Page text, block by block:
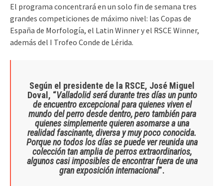
El programa concentrará en un solo fin de semana tres
grandes competiciones de máximo nivel: las Copas de
España de Morfología, el Latin Winner y el RSCE Winner,
además del I Trofeo Conde de Lérida.
Según el presidente de la RSCE, José Miguel
Doval, “Valladolid será durante tres días un punto
de encuentro excepcional para quienes viven el
mundo del perro desde dentro, pero también para
quienes simplemente quieren asomarse a una
realidad fascinante, diversa y muy poco conocida.
Porque no todos los días se puede ver reunida una
colección tan amplia de perros extraordinarios,
algunos casi imposibles de encontrar fuera de una
gran exposición internacional”.